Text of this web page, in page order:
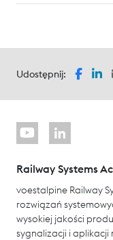
Udostępnij:
Railway Systems
voestalpine Railway
rozwiązań
wysokiej jakości
sygnalizacji i aplikacji